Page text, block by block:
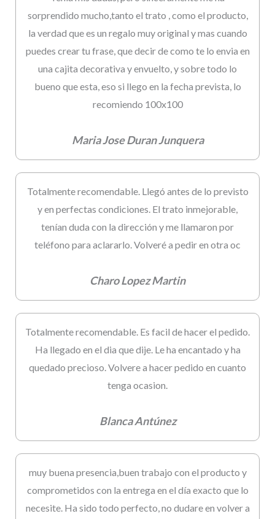
sorprendido mucho,tanto el trato , como el producto,
la verdad que es un regalo muy original y mas cuando
puedes crear tu frase, que decir de como te lo envia en
una cajita decorativa y envuelto, y sobre todo lo
bueno que esta, eso si llego en la fecha prevista, lo
recomiendo 100x100
Maria Jose Duran Junquera
Totalmente recomendable. Llegó antes de lo previsto
y en perfectas condiciones. El trato inmejorable,
tenían duda con la dirección y me llamaron por
teléfono para aclararlo. Volveré a pedir en otra oc
Charo Lopez Martin
Totalmente recomendable. Es facil de hacer el pedido.
Ha llegado en el dia que dije. Le ha encantado y ha
quedado precioso. Volvere a hacer pedido en cuanto
tenga ocasion.
Blanca Antúnez
muy buena presencia,buen trabajo con el producto y
comprometidos con la entrega en el día exacto que lo
necesite. Ha sido todo perfecto, no dudare en volver a